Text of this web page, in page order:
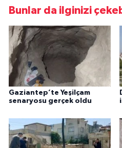
Bunlar da ilginizi
Gaziantep’te Yeşilçam
senaryosu gerçek oldu